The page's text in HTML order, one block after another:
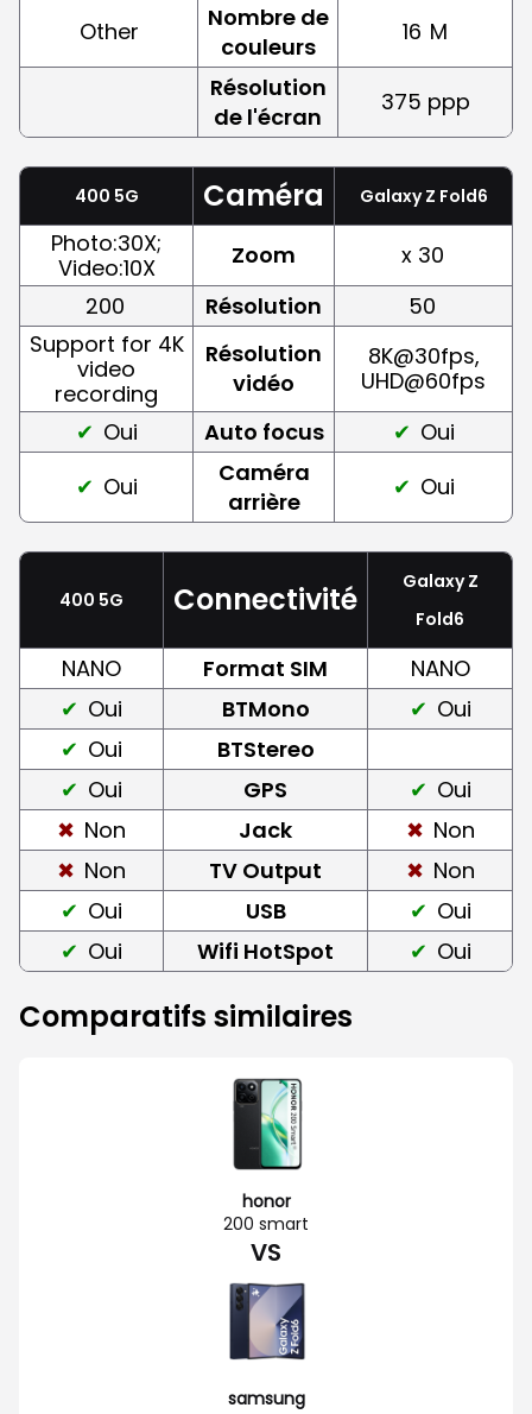
Other
Nombre de
couleurs
16 M
Résolution
de l'écran
375 ppp
400 5G Caméra Galaxy Z Fold6
Photo:30X;
Video:10X
Zoom
x 30
200
Résolution
50
Support for 4K
video
recording
Résolution
vidéo
8K@30fps,
UHD@60fps
Oui
Auto focus
Oui
Oui
Caméra
arrière
Oui
400 5G Connectivité
Galaxy Z
Fold6
NANO Format SIM
NANO
Oui
BTMono
Oui
Oui
BTStereo
Oui
GPS
Oui
Non
Jack
Non
Non
TV Output
Non
Oui
USB
Oui
Oui
Wifi HotSpot Oui
Comparatifs similaires
honor
200 smart
VS
samsung